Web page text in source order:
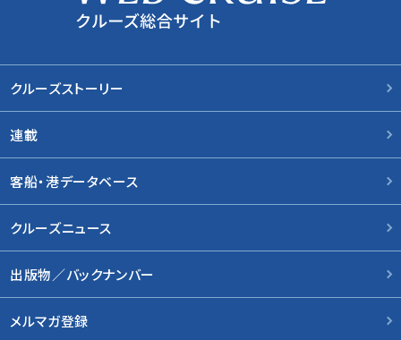
クルーズストーリー
連載
客船・港データベース
クルーズニュース
出版物／バックナンバー
メルマガ登録